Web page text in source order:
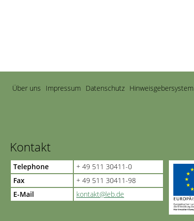
Navigation
überspringen
Über uns Impressum Datenschutz Hinweisgebersystem
Kontakt
Telephone
+ 49 511 30411-0
Fax
+ 49 511 30411-98
E-Mail
kontakt@leb.de